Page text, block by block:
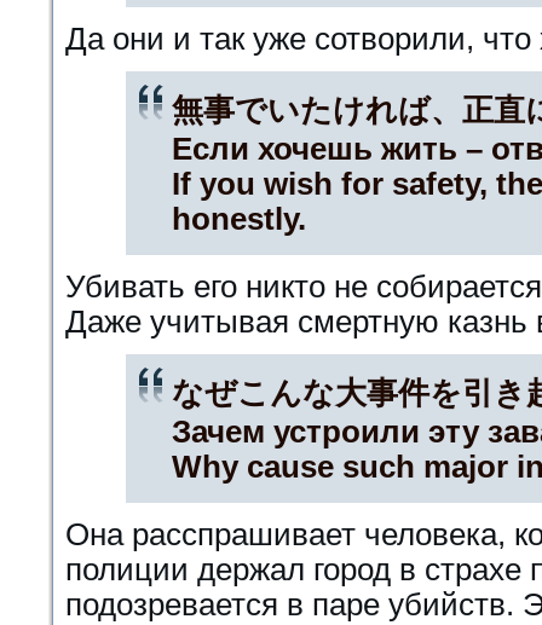
Да они и так уже сотворили, что
無事でいたければ、正直
Если хочешь жить –
If you wish for safety,
honestly.
Убивать его никто не
Даже учитывая смертную казнь
なぜこんな大事件を引き
Зачем устроили эту
Why cause such major
Она расспрашивает человека,
полиции держал город в страхе
подозревается в паре убийств.